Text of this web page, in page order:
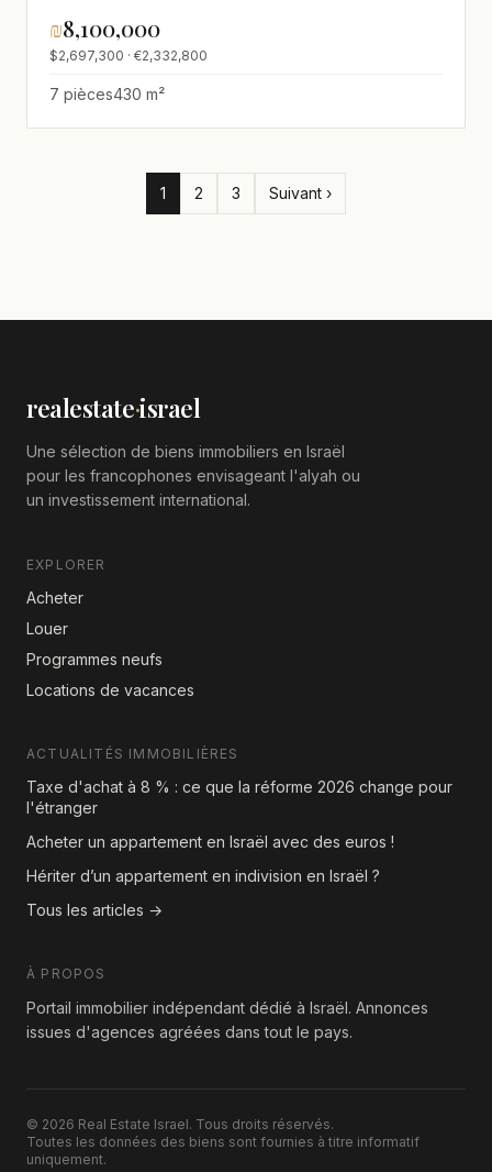
₪8,100,000
$2,697,300 · €2,332,800
7 pièces430 m²
1 2 3 Suivant ›
realestate·israel
Une sélection de biens immobiliers en Israël
pour les francophones envisageant l'alyah ou
un investissement international.
EXPLORER
Acheter
Louer
Programmes neufs
Locations de vacances
ACTUALITÉS IMMOBILIÈRES
Taxe d'achat à 8 % : ce que la réforme 2026 change pour
l'étranger
Acheter un appartement en Israël avec des euros !
Hériter d’un appartement en indivision en Israël ?
Tous les articles →
À PROPOS
Portail immobilier indépendant dédié à Israël. Annonces
issues d'agences agréées dans tout le pays.
© 2026 Real Estate Israel. Tous droits réservés.
Toutes les données des biens sont fournies à titre informatif
uniquement.